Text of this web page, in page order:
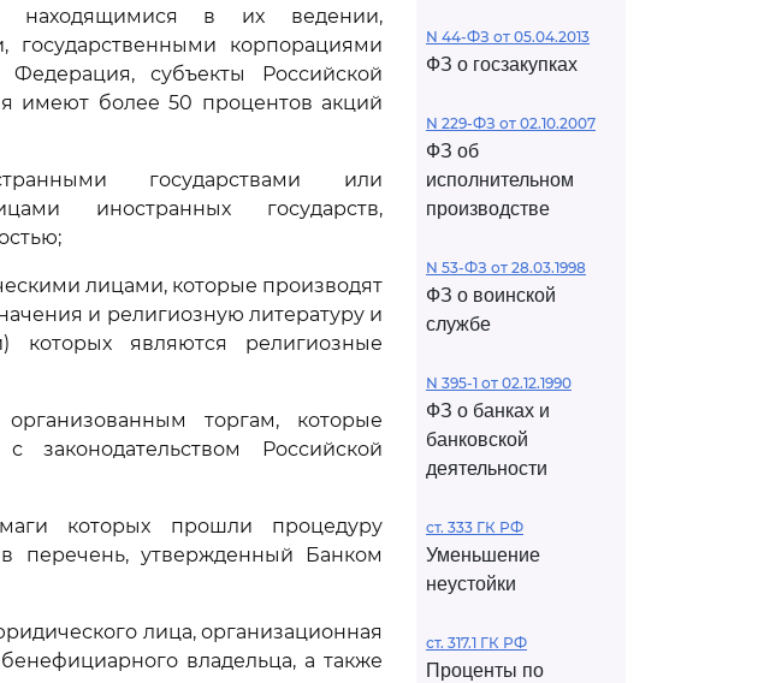
находящимися в их ведении,
корпорациями
субъекты Российской
имеют более 50 процентов акций
государствами или
иностранных государств,
лицами, которые производят
и религиозную литературу и
которых являются религиозные
торгам, которые
Российской
которых прошли процедуру
перечень, утвержденный Банком
лица, организационная
владельца, а также
N 44-ФЗ от 05.04.2013
ФЗ о госзакупках
N 229-ФЗ от 02.10.2007
ФЗ об
исполнительном
производстве
N 53-ФЗ от 28.03.1998
ФЗ о воинской
службе
N 395-1 от 02.12.1990
ФЗ о банках и
банковской
деятельности
ст. 333 ГК РФ
Уменьшение
неустойки
ст. 317.1 ГК РФ
Проценты по